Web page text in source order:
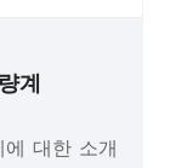
계
대한 소개